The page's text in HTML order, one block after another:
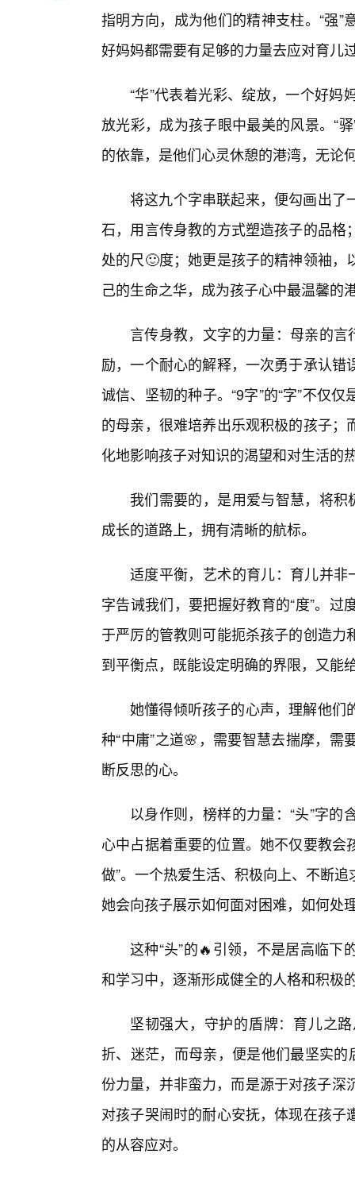
指明方向，成为他们的精神支柱。“强
好妈妈都需要有足够的力量去应对育儿
“华”代表着光彩、绽放，一个好
放光彩，成为孩子眼中最美的风景。“
的依靠，是他们心灵休憩的港湾，无论
将这九个字串联起来，便勾画出了
石，用言传身教的方式塑造孩子的品
处的尺🙂度；她更是孩子的精神领袖
己的生命之华，成为孩子心中最温馨的
言传身教，文字的力量：母亲的言
励，一个耐心的解释，一次勇于承认
诚信、坚韧的种子。“9字”的“字”不仅
的母亲，很难培养出乐观积极的孩子
化地影响孩子对知识的渴望和对生活的
我们需要的，是用爱与智慧，将积
成长的道路上，拥有清晰的航标。
适度平衡，艺术的育儿：育儿并非
字告诫我们，要把握好教育的“度”。
于严厉的管教则可能扼杀孩子的创造
到平衡点，既能设定明确的界限，又能
她懂得倾听孩子的心声，理解他们
种“中庸”之道🌸，需要智慧去揣摩，
断反思的心。
以身作则，榜样的力量：“头”字
心中占据着重要的位置。她不仅要教会
做”。一个热爱生活、积极向上、不断
她会向孩子展示如何面对困难，如何处
这种“头”的🔥引领，不是居高临
和学习中，逐渐形成健全的人格和积极
坚韧强大，守护的盾牌：育儿之
折、迷茫，而母亲，便是他们最坚实
份力量，并非蛮力，而是源于对孩子
对孩子哭闹时的耐心安抚，体现在孩
的从容应对。